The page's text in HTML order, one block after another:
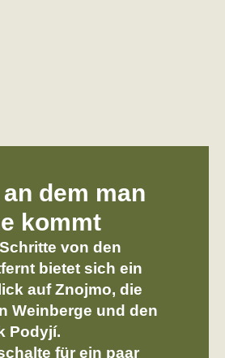
dem man
kommt
von den
bietet sich ein
auf Znojmo, die
Weinberge und den
Podyjí.
für ein paar